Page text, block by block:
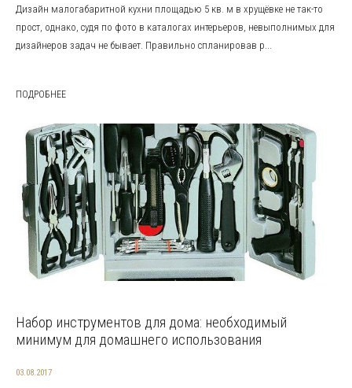
Дизайн малогабаритной кухни площадью 5 кв. м в хрущёвке не так-то
прост, однако, судя по фото в каталогах интерьеров, невыполнимых для
дизайнеров задач не бывает. Правильно спланировав р...
ПОДРОБНЕЕ
Набор инструментов для дома: необходимый
минимум для домашнего использования
03.08.2017